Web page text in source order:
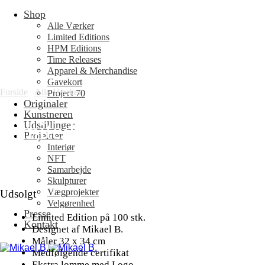
FortsætShop
Alle Værker
Limited Editions
HPM Editions
Time Releases
Apparel & Merchandise
Gavekort
Project 70
Originaler
Kunstneren
Udstillinger
Projekter
Interiør
NFT
Samarbejde
Skulpturer
Vægprojekter
Velgørenhed
Presse
Kontakt
Forside Alle Værker
Limited Edition: Creative
Udsolgt
Limited Edition på 100 stk.
Designet af Mikael B.
Måler 32 x 34 cm
Medfølgende certifikat